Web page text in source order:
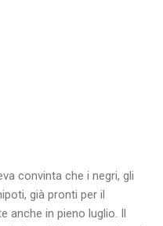
convinta che i negri, gli
già pronti per il
anche in pieno luglio. Il